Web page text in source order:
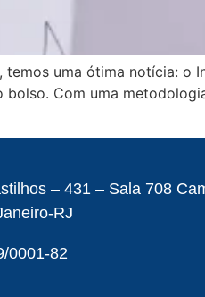
temos uma ótima notícia: o
Com uma
– 431 – Sala 708
RJ
0001-82